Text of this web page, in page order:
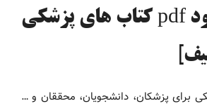
خرید و دانلود pdf کتاب های پزشکی
برای پزشکان، دانشجویان، محققان و …